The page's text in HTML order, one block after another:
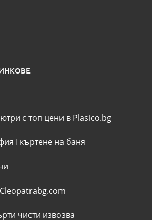
с топ цени в Plasico.bg
I къртене на баня
чисти извозва